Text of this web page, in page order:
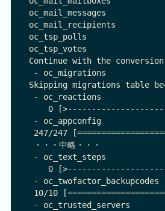
oc_mail_messages
oc_mail_recipients
oc_tsp_polls
oc_tsp_votes
Continue with the
- oc_migrations
Skipping migrations table
- oc_reactions
0
- oc_appconfig
247/247
・・・中略・・・
- oc_text_steps
0
- oc_twofactor_backupcodes
10/10
- oc_trusted_servers